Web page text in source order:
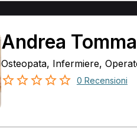
Andrea
Osteopata, Infermiere,
0 Recensioni